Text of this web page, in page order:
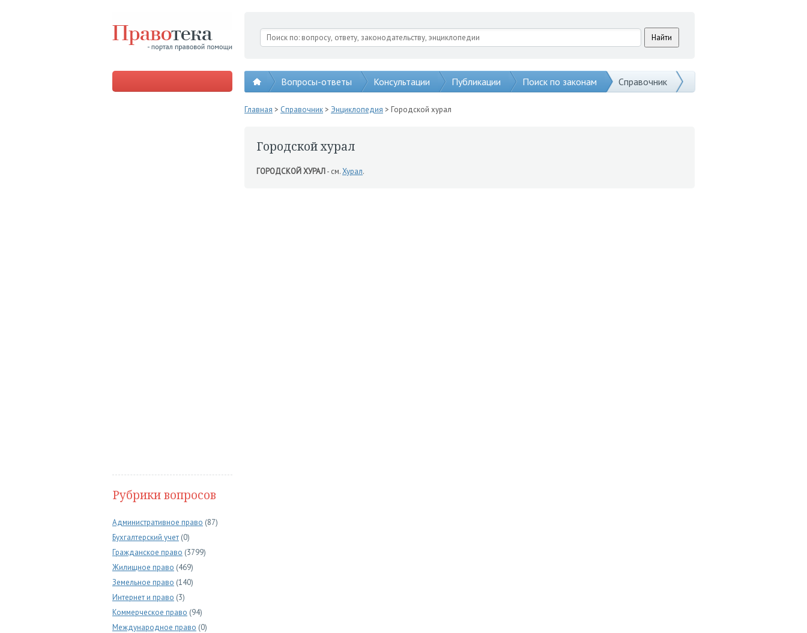
Вопросы-ответы Консультации Публикации Поиск по законам Справочник
Рубрики вопросов
Административное право (87)
Бухгалтерский учет (0)
Гражданское право (3799)
Жилищное право (469)
Земельное право (140)
Интернет и право (3)
Коммерческое право (94)
Международное право (0)
Главная > Справочник> Энциклопедия > Городской хурал
Городской хурал
ГОРОДСКОЙ ХУРАЛ- см.Хурал.